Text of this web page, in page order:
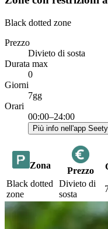
Black dotted zone
Prezzo
Divieto di sosta
Durata max
0
Giorni
7gg
Orari
00:00–24:00
Più info nell'app Seety
Zona
Prezzo
Black dotted
zone
Divieto di
sosta